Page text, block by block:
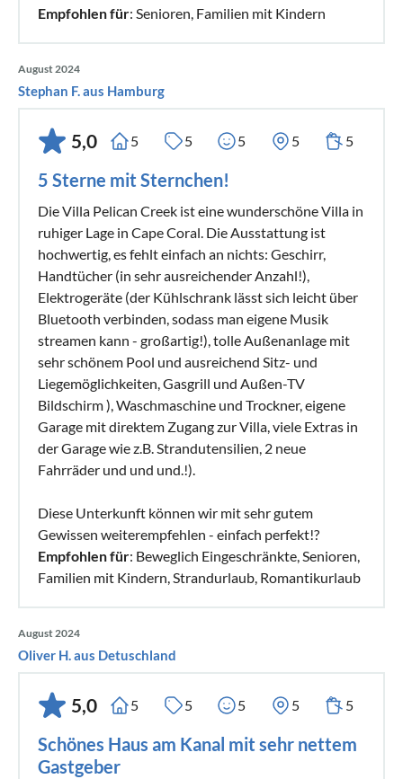
Empfohlen für: Senioren, Familien mit Kindern
August 2024
Stephan F. aus Hamburg
5,0 5 5 5 5 5
5 Sterne mit Sternchen!
Die Villa Pelican Creek ist eine wunderschöne Villa in
ruhiger Lage in Cape Coral. Die Ausstattung ist
hochwertig, es fehlt einfach an nichts: Geschirr,
Handtücher (in sehr ausreichender Anzahl!),
Elektrogeräte (der Kühlschrank lässt sich leicht über
Bluetooth verbinden, sodass man eigene Musik
streamen kann - großartig!), tolle Außenanlage mit
sehr schönem Pool und ausreichend Sitz- und
Liegemöglichkeiten, Gasgrill und Außen-TV
Bildschirm ), Waschmaschine und Trockner, eigene
Garage mit direktem Zugang zur Villa, viele Extras in
der Garage wie z.B. Strandutensilien, 2 neue
Fahrräder und und und.!).
Diese Unterkunft können wir mit sehr gutem
Gewissen weiterempfehlen - einfach perfekt!?
Empfohlen für: Beweglich Eingeschränkte, Senioren,
Familien mit Kindern, Strandurlaub, Romantikurlaub
August 2024
Oliver H. aus Detuschland
5,0 5 5 5 5 5
Schönes Haus am Kanal mit sehr nettem
Gastgeber